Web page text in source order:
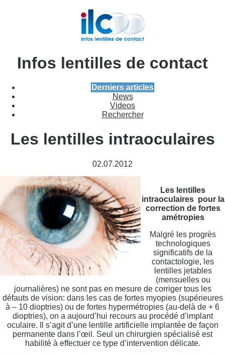
Infos lentilles de contact
Derniers articles
News
Videos
Rechercher
Les lentilles intraoculaires
02.07.2012
Les lentilles
intraoculaires pour la
correction de fortes
amétropies
Malgré les progrès
technologiques
significatifs de la
contactologie, les
lentilles jetables
(mensuelles ou
journalières) ne sont pas en mesure de corriger tous les
défauts de vision: dans les cas de fortes myopies (supérieures
à – 10 dioptries) ou de fortes hypermétropies (au-delà de + 6
dioptries), on a aujourd’hui recours au procédé d’implant
oculaire. Il s’agit d’une lentille artificielle implantée de façon
permanente dans l’œil. Seul un chirurgien spécialisé est
habilité à effectuer ce type d’intervention délicate.